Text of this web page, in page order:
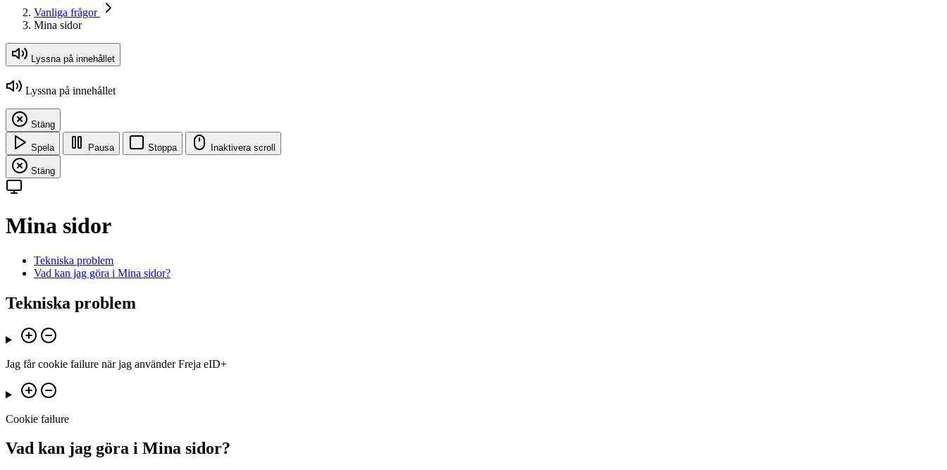
Vanliga frågor
Mina sidor
Lyssna på innehållet
Lyssna på innehållet
Stäng
Spela Pausa Stoppa Inaktivera scroll
Stäng
Mina sidor
Tekniska problem
Vad kan jag göra i Mina sidor?
Tekniska problem
Jag får cookie failure när jag använder Freja eID+
Cookie failure
Vad kan jag göra i Mina sidor?